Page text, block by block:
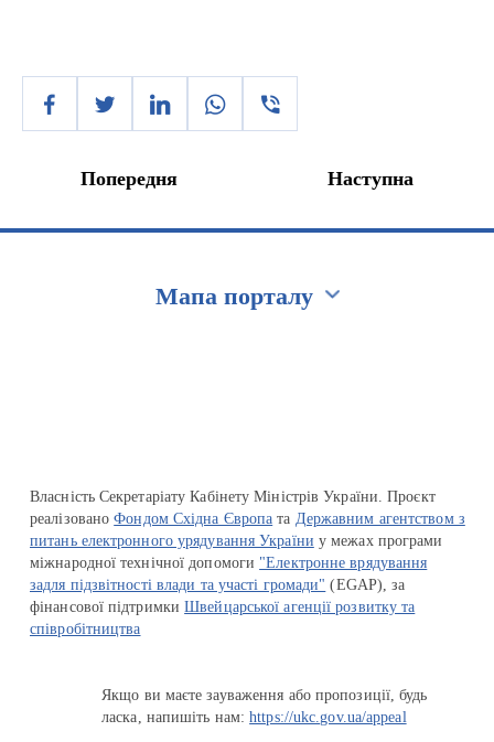
Попередня Наступна
Мапа порталу
Власність Секретаріату Кабінету Міністрів України. Проєкт
реалізованоФондом Східна Європа та Державним агентством з
питань електронного урядування України у межах програми
міжнародної технічної допомоги "Електронне врядування
задля підзвітності влади та участі громади" (EGAP), за
фінансової підтримкиШвейцарської агенції розвитку та
співробітництва
Якщо ви маєте зауваження або пропозиції, будь
ласка, напишіть нам:https://ukc.gov.ua/appeal